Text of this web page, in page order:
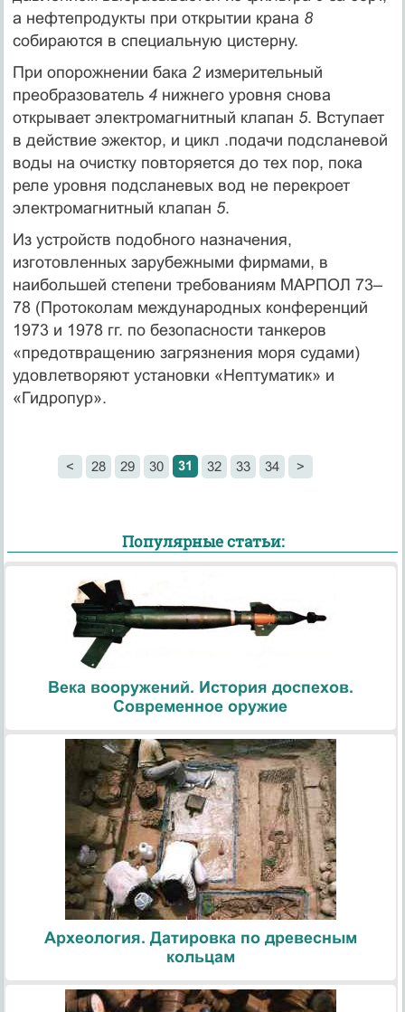
а нефтепродукты при открытии крана 8
собираются в специальную цистерну.
При опорожнении бака 2измерительный
преобразователь 4нижнего уровня снова
открывает электромагнитный клапан 5. Вступает
в действие эжектор, и цикл .подачи подсланевой
воды на очистку повторяется до тех пор, пока
реле уровня подсланевых вод не перекроет
электромагнитный клапан 5.
Из устройств подобного назначения,
изготовленных зарубежными фирмами, в
наибольшей степени требованиям МАРПОЛ 73–
78 (Протоколам международных конференций
1973 и 1978 гг. по безопасности танкеров
«предотвращению загрязнения моря судами)
удовлетворяют установки «Нептуматик» и
«Гидропур».
< 28 29 30 31 32 33 34 >
Популярные статьи:
Века вооружений. История доспехов.
Современное оружие
Археология. Датировка по древесным
кольцам